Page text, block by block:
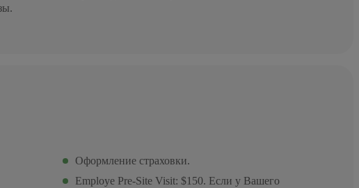
Оформление страховки.
Employe Pre-Site Visit: $150. Если у Вашего